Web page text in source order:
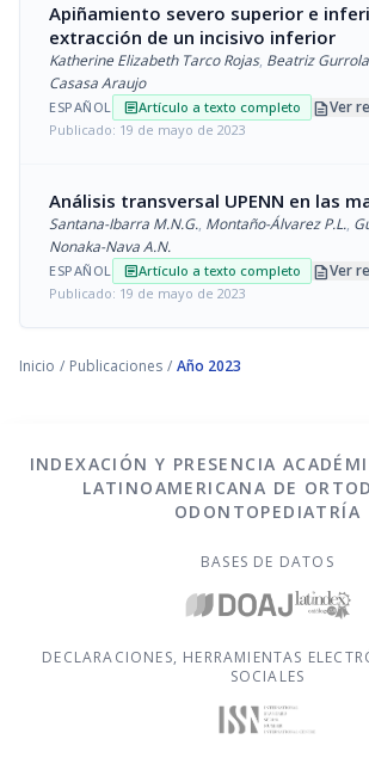
Apiñamiento severo superior e
extracción de un incisivo inferior
Katherine Elizabeth Tarco Rojas, Beatriz
Casasa Araujo
ESPAÑOL articleArtículo a texto completo descriptionVer
Publicado: 19 de mayo de 2023
Análisis transversal UPENN en las
Santana-Ibarra M.N.G., Montaño-Álvarez P.L.,
Nonaka-Nava A.N.
ESPAÑOL articleArtículo a texto completo descriptionVer
Publicado: 19 de mayo de 2023
Inicio / Publicaciones / Año 2023
INDEXACIÓN Y PRESENCIA
LATINOAMERICANA DE
ODONTOPEDIATRÍA
BASES DE DATOS
DECLARACIONES, HERRAMIENTAS
SOCIALES